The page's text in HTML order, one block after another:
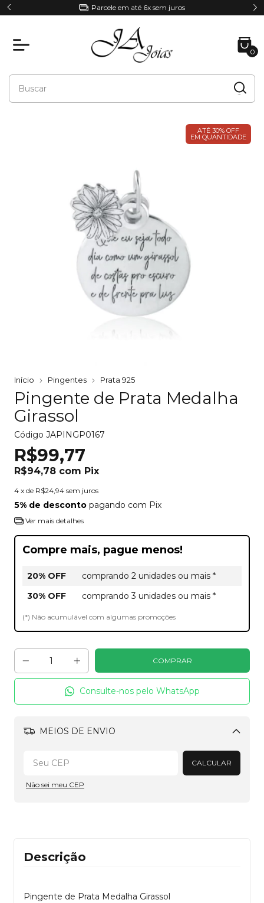
Parcele em até 6x sem juros
0
ATÉ 30% OFF
EM QUANTIDADE
Início Pingentes Prata 925
Pingente de Prata Medalha
Girassol
Código JAPINGP0167
R$99,77
R$94,78 com Pix
4 x de R$24,94 sem juros
5% de desconto pagando com Pix
Ver mais detalhes
Compre mais, pague menos!
20% OFF
comprando 2 unidades ou mais *
30% OFF
comprando 3 unidades ou mais *
(*) Não acumulável com algumas promoções
Consulte-nos pelo WhatsApp
MEIOS DE ENVIO
Alterar CEP
CALCULAR
Não sei meu CEP
Descrição
Pingente de Prata Medalha Girassol